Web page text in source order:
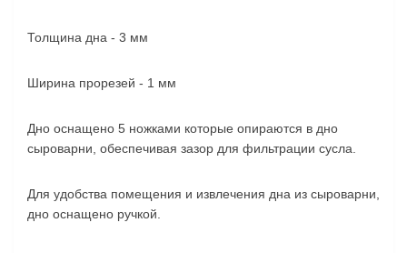
Толщина дна - 3 мм
Ширина прорезей - 1 мм
Дно оснащено 5 ножками которые опираются в дно
сыроварни, обеспечивая зазор для фильтрации сусла.
Для удобства помещения и извлечения дна из сыроварни,
дно оснащено ручкой.